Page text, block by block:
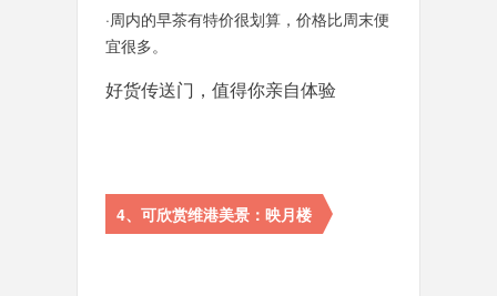
·周内的早茶有特价很划算，价格比周末便
宜很多。
好货传送门，值得你亲自体验
4、可欣赏维港美景：映月楼